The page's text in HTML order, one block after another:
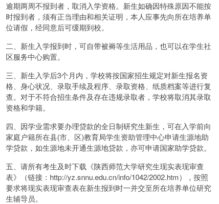
逾期两周不报到者，取消入学资格。新生如确因特殊原因不能按
时报到者，须有正当理由和相关证明，本人应事先向所在培养单
位请假，经同意后可缓期到校。
二、新生入学报到时，可自带被褥等生活用品，也可以在学生社
区服务中心购置。
三、新生入学后3个月内，学校将按国家招生规定对新生报名资
格、身心状况、录取手续及程序、录取资格、纸质档案等进行复
查。对于不符合招生条件及存在违规录取者，学校将取消其录取
资格和学籍。
四、因学业需求要办理贷款的全日制研究生新生，可在入学前向
家庭户籍所在县(市、区)教育局学生资助管理中心申请生源地助
学贷款，如生源地未开通生源地贷款，亦可申请国家助学贷款。
五、请所有考生及时下载《陕西师范大学研究生现实表现审查
表》（链接：http://yz.snnu.edu.cn/info/1042/2002.htm），按照
要求将现实表现审查表在新生报到时一并交至所在培养单位研究
生辅导员。